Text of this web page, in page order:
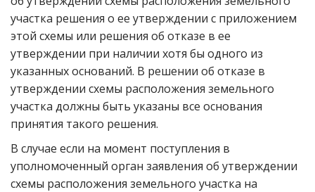
участка решения о ее утверждении с приложением
этой схемы или решения об отказе в ее
утверждении при наличии хотя бы одного из
указанных оснований. В решении об отказе в
утверждении схемы расположения земельного
участка должны быть указаны все основания
принятия такого решения.
В случае если на момент поступления в
уполномоченный орган заявления об утверждении
схемы расположения земельного участка на